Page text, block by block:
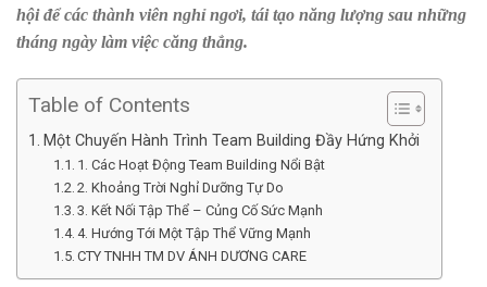
hội để các thành viên nghỉ ngơi, tái tạo năng lượng sau những
tháng ngày làm việc căng thẳng.
Table of Contents
Một Chuyến Hành Trình Team Building Đầy Hứng Khởi
1. Các Hoạt Động Team Building Nổi Bật
2. Khoảng Trời Nghỉ Dưỡng Tự Do
3. Kết Nối Tập Thể – Củng Cố Sức Mạnh
4. Hướng Tới Một Tập Thể Vững Mạnh
CTY TNHH TM DV ÁNH DƯƠNG CARE